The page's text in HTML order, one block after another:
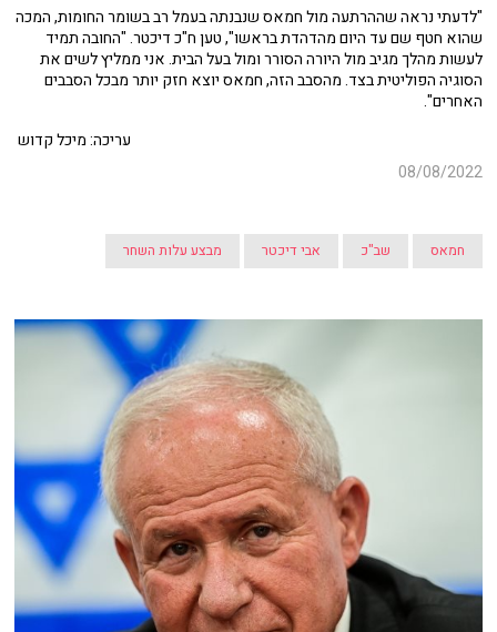
"לדעתי נראה שההרתעה מול חמאס שנבנתה בעמל רב בשומר החומות, המכה
שהוא חטף שם עד היום מהדהדת בראשו", טען ח"כ דיכטר. "החובה תמיד
לעשות מהלך מגיב מול היורה הסורר ומול בעל הבית. אני ממליץ לשים את
הסוגיה הפוליטית בצד. מהסבב הזה, חמאס יוצא חזק יותר מבכל הסבבים
האחרים".
עריכה: מיכל קדוש
08/08/2022
חמאס שב"כ אבי דיכטר מבצע עלות השחר